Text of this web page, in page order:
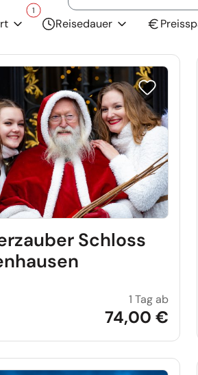
1
Reisedauer
Reise auf
Schloss
1 Tag ab
74,00 €